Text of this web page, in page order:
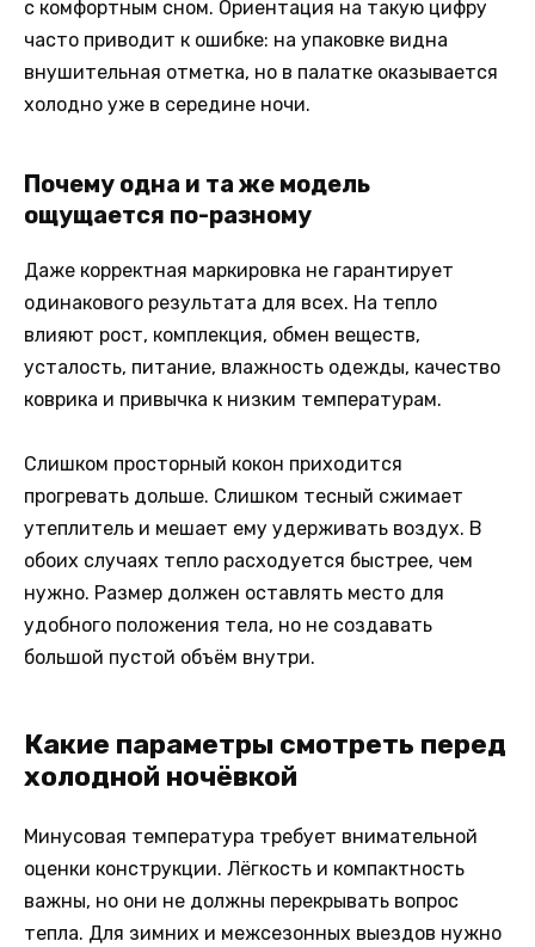
с комфортным сном. Ориентация на такую цифру
часто приводит к ошибке: на упаковке видна
внушительная отметка, но в палатке оказывается
холодно уже в середине ночи.
Почему одна и та же модель
ощущается по-разному
Даже корректная маркировка не гарантирует
одинакового результата для всех. На тепло
влияют рост, комплекция, обмен веществ,
усталость, питание, влажность одежды, качество
коврика и привычка к низким температурам.
Слишком просторный кокон приходится
прогревать дольше. Слишком тесный сжимает
утеплитель и мешает ему удерживать воздух. В
обоих случаях тепло расходуется быстрее, чем
нужно. Размер должен оставлять место для
удобного положения тела, но не создавать
большой пустой объём внутри.
Какие параметры смотреть перед
холодной ночёвкой
Минусовая температура требует внимательной
оценки конструкции. Лёгкость и компактность
важны, но они не должны перекрывать вопрос
тепла. Для зимних и межсезонных выездов нужно